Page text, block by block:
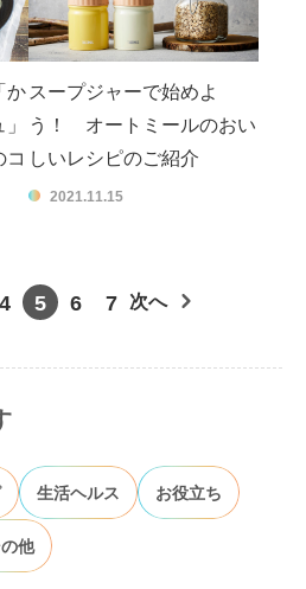
か
コ
スープジャーで始めよ
う！ オートミールのおい
しいレシピのご紹介
2021.11.15
4 5 6 7 次へ
生活ヘルス お役立ち
他